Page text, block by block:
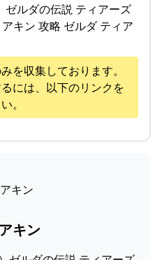
ルダの伝説 ティアーズ
キン 攻略 ゼルダ ティア
を収集しております。
には、以下のリンクを
。
キン
キン